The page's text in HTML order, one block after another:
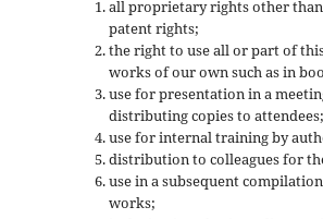
all proprietary rights other
patent rights;
the right to use all or part of
works of our own such as in
use for presentation in a
distributing copies to attendees;
use for internal training by
distribution to colleagues for
use in a subsequent
works;